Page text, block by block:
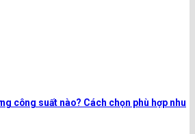
công suất nào? Cách chọn phù hợp nhu